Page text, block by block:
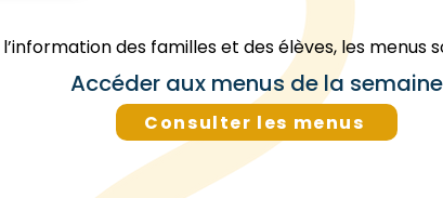
des familles et des élèves, les menus
Accéder aux menus de la
Consulter les menus